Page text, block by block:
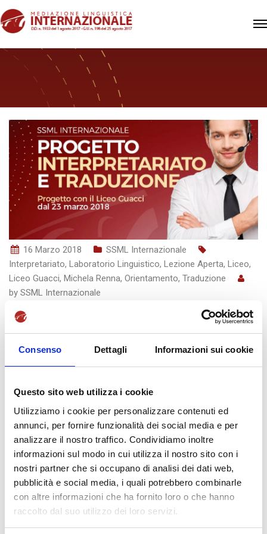
Consenso Dettagli Informazioni sui cookie
Questo sito web utilizza i cookie
Utilizziamo i cookie per personalizzare contenuti ed
annunci, per fornire funzionalità dei social media e per
analizzare il nostro traffico. Condividiamo inoltre
informazioni sul modo in cui utilizza il nostro sito con i
nostri partner che si occupano di analisi dei dati web,
pubblicità e social media, i quali potrebbero combinarle
con altre informazioni che ha fornito loro o che hanno
raccolto dal suo utilizzo dei loro servizi.
16 Marzo 2018
SSML Internazionale
Interpretariato, Laboratorio Linguistico, Lezione Aperta, Liceo,
Liceo Guacci, Michela Renna, Orientamento, Traduzione
by SSML Internazionale
Progetto Interpretariato e
Traduzione con il Liceo Guacci
Venerdì 23 marzo 2018 a partire dalle ore 08.30 prenderà il via il
Internazionale di
READ MORE